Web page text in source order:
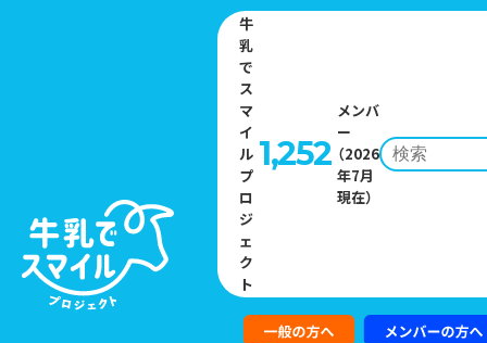
牛
乳
で
ス
マ
イ
ル
プ
ロ
ジ
ェ
ク
ト
1,252
メンバ
ー
（2026
年7月
現在）
中国地区 牛乳・乳製品利用料理コンクール
EVENT